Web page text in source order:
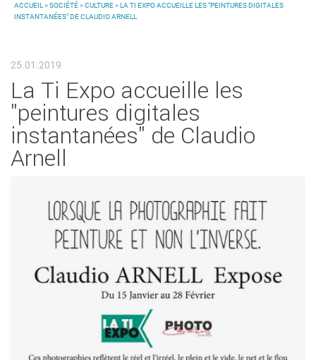
VOUS ÊTES ICI
ACCUEIL >SOCIÉTÉ>CULTURE> LA TI EXPO ACCUEILLE LES "PEINTURES DIGITALES
INSTANTANÉES" DE CLAUDIO ARNELL
25.01.2019
La Ti Expo accueille les
"peintures digitales
instantanées" de Claudio
Arnell